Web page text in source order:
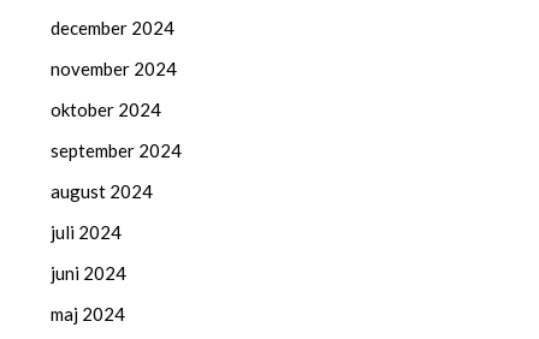
december 2024
november 2024
oktober 2024
september 2024
august 2024
juli 2024
juni 2024
maj 2024